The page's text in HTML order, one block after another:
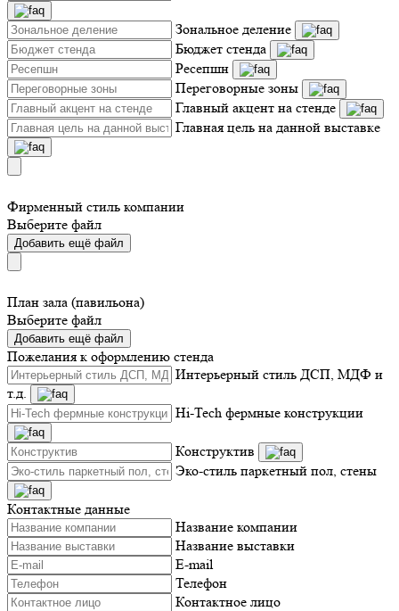
Зональное деление
Бюджет стенда
Ресепшн
Переговорные зоны
Главный акцент на стенде
Главная цель на данной выставке
Фирменный стиль компании
Выберите файл
Добавить ещё файл
План зала (павильона)
Выберите файл
Добавить ещё файл
Пожелания к оформлению стенда
Интерьерный стиль ДСП, МДФ и
т.д.
Hi-Tech фермные конструкции
Конструктив
Эко-стиль паркетный пол, стены
Контактные данные
Название компании
Название выставки
E-mail
Телефон
Контактное лицо